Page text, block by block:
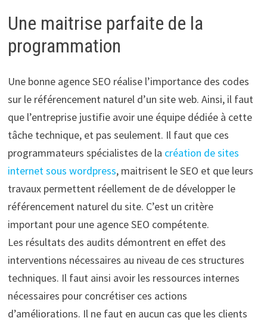
Une maitrise parfaite de la
programmation
Une bonne agence SEO réalise l’importance des codes
sur le référencement naturel d’un site web. Ainsi, il faut
que l’entreprise justifie avoir une équipe dédiée à cette
tâche technique, et pas seulement. Il faut que ces
programmateurs spécialistes de la création de sites
internet sous wordpress, maitrisent le SEO et que leurs
travaux permettent réellement de de développer le
référencement naturel du site. C’est un critère
important pour une agence SEO compétente.
Les résultats des audits démontrent en effet des
interventions nécessaires au niveau de ces structures
techniques. Il faut ainsi avoir les ressources internes
nécessaires pour concrétiser ces actions
d’améliorations. Il ne faut en aucun cas que les clients